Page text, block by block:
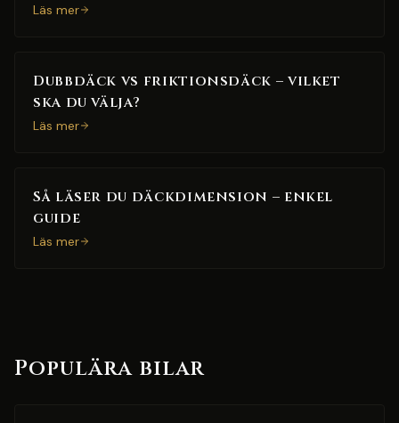
Läs mer
Dubbdäck vs friktionsdäck – vilket
ska du välja?
Läs mer
Så läser du däckdimension – enkel
guide
Läs mer
Populära bilar